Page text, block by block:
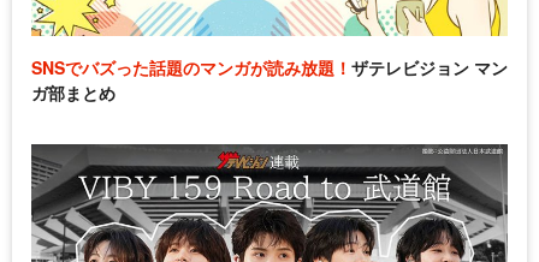
SNSでバズった話題のマンガが読み放題！ ザテレビジョン マン
ガ部まとめ